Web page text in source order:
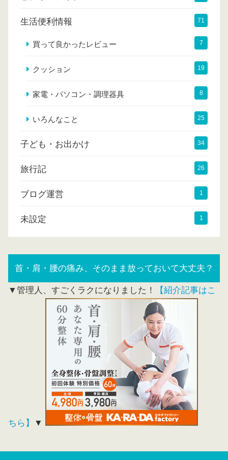
生活便利情報 71
買って良かったレビュー 7
クッション 19
家電・パソコン・調理器具 8
いろんなこと 25
子ども・お出かけ 34
旅行記 26
ブログ運営 1
未設定 1
首・肩・腰の痛み、そのまま放っておいて大丈夫？
▼管理人、すごくラクになりました！ 【紹介記事はこ
ちら】 ▼